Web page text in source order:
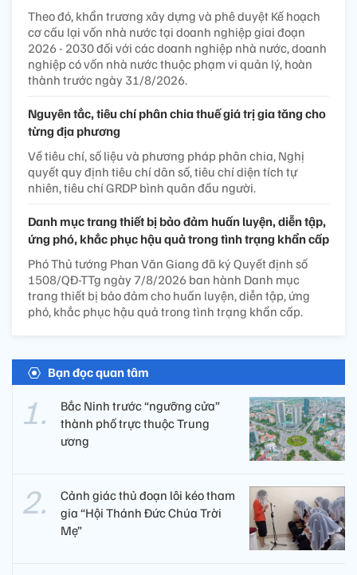
Theo đó, khẩn trương xây dựng và phê duyệt Kế hoạch
cơ cấu lại vốn nhà nước tại doanh nghiệp giai đoạn
2026 - 2030 đối với các doanh nghiệp nhà nước, doanh
nghiệp có vốn nhà nước thuộc phạm vi quản lý, hoàn
thành trước ngày 31/8/2026.
Nguyên tắc, tiêu chí phân chia thuế giá trị gia tăng cho
từng địa phương
Về tiêu chí, số liệu và phương pháp phân chia, Nghị
quyết quy định tiêu chí dân số, tiêu chí diện tích tự
nhiên, tiêu chí GRDP bình quân đầu người.
Danh mục trang thiết bị bảo đảm huấn luyện, diễn tập,
ứng phó, khắc phục hậu quả trong tình trạng khẩn cấp
Phó Thủ tướng Phan Văn Giang đã ký Quyết định số
1508/QĐ-TTg ngày 7/8/2026 ban hành Danh mục
trang thiết bị bảo đảm cho huấn luyện, diễn tập, ứng
phó, khắc phục hậu quả trong tình trạng khẩn cấp.
Bạn đọc quan tâm
Bắc Ninh trước “ngưỡng cửa”
thành phố trực thuộc Trung
ương
Cảnh giác thủ đoạn lôi kéo tham
gia “Hội Thánh Đức Chúa Trời
Mẹ”